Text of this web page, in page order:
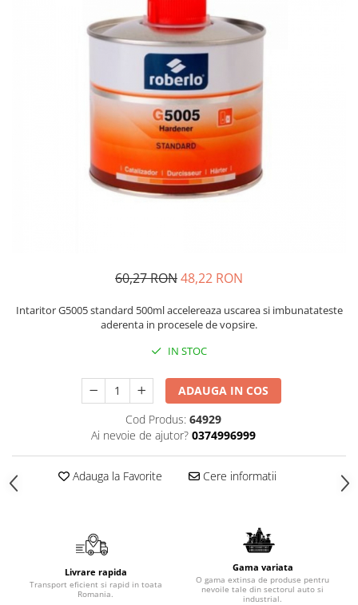
Protectie vizuala
Sisteme si pahare PPS
Pahare de amestec
60,27 RON48,22 RON
Intaritor G5005 standard 500ml accelereaza uscarea si imbunatateste
aderenta in procesele de vopsire.
IN STOC
ADAUGA IN COS
Cod Produs: 64929
Ai nevoie de ajutor? 0374996999
Adauga la Favorite Cere informatii
Livrare rapida
Transport eficient si rapid in toata
Romania.
Gama variata
O gama extinsa de produse pentru
nevoile tale din sectorul auto si
industrial.